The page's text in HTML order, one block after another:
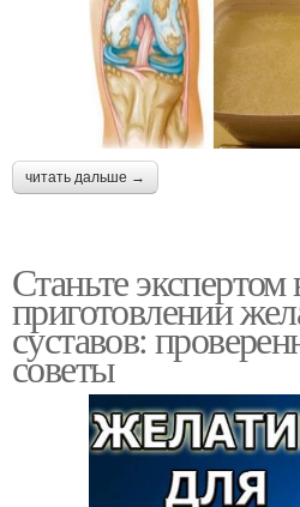
читать дальше →
Станьте экспертом
приготовлении
суставов:
советы